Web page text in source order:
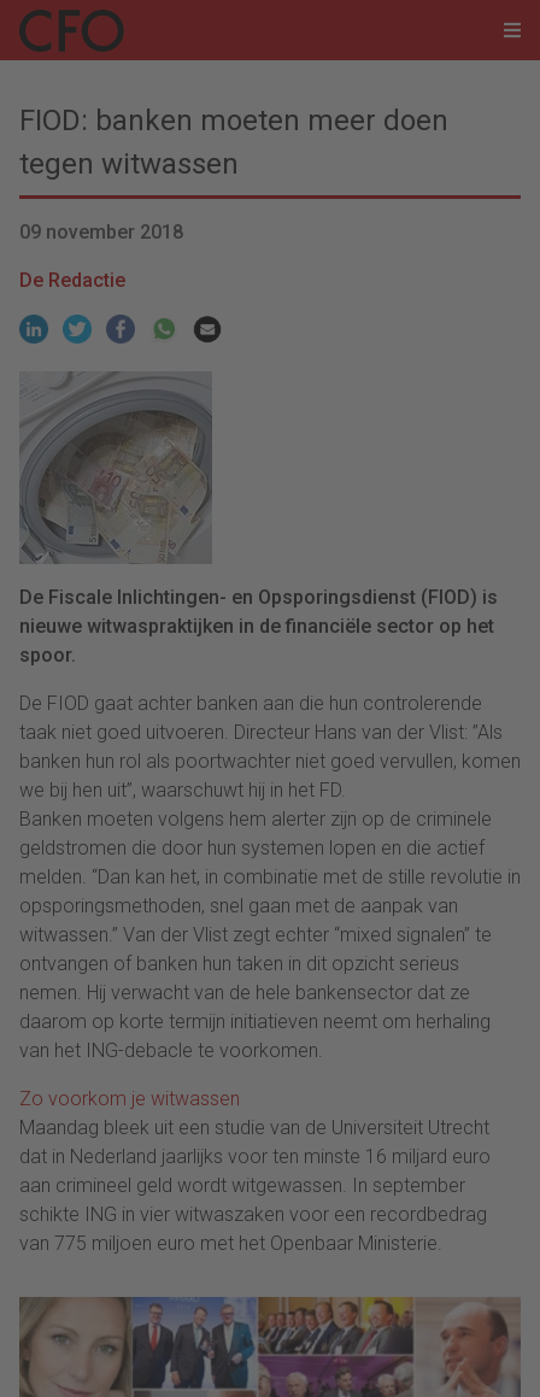
FIOD: banken moeten meer doen
tegen witwassen
09 november 2018
De Redactie
De Fiscale Inlichtingen- en Opsporingsdienst (FIOD) is
nieuwe witwaspraktijken in de financiële sector op het
spoor.
De FIOD gaat achter banken aan die hun controlerende
taak niet goed uitvoeren. Directeur Hans van der Vlist: ”Als
banken hun rol als poortwachter niet goed vervullen, komen
we bij hen uit”, waarschuwt hij in het FD.
Banken moeten volgens hem alerter zijn op de criminele
geldstromen die door hun systemen lopen en die actief
melden. “Dan kan het, in combinatie met de stille revolutie in
opsporingsmethoden, snel gaan met de aanpak van
witwassen.” Van der Vlist zegt echter “mixed signalen” te
ontvangen of banken hun taken in dit opzicht serieus
nemen. Hij verwacht van de hele bankensector dat ze
daarom op korte termijn initiatieven neemt om herhaling
van het ING-debacle te voorkomen.
Zo voorkom je witwassen
Maandag bleek uit een studie van de Universiteit Utrecht
dat in Nederland jaarlijks voor ten minste 16 miljard euro
aan crimineel geld wordt witgewassen. In september
schikte ING in vier witwaszaken voor een recordbedrag
van 775 miljoen euro met het Openbaar Ministerie.